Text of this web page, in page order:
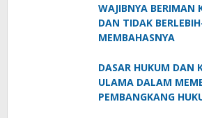
WAJIBNYA BERIMAN
DAN TIDAK
MEMBAHASNYA
DASAR HUKUM DAN
ULAMA DALAM
PEMBANGKANG